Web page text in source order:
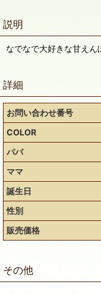
説明
なでなで大好きな甘えん
詳細
お問い合わせ番号
COLOR
パパ
ママ
誕生日
性別
販売価格
その他